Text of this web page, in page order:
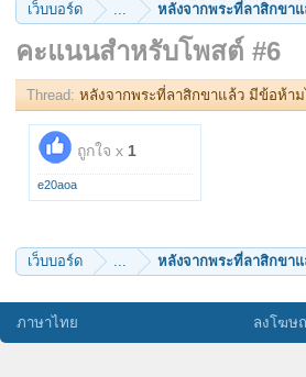
เว็บบอร์ด ... หลังจากพระที่ลาสิกขา
คะแนนสำหรับโพสต์ #6
Thread: หลังจากพระที่ลาสิกขาแล้ว มีข้อห้า
ถูกใจ x 1
e20aoa
เว็บบอร์ด ... หลังจากพระที่ลาสิกขา
ภาษาไทย ลงโฆษ